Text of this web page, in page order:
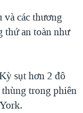
HẢI SÂM
NÔNG THÔN MỸ
và các thương
thứ an toàn như
sụt hơn 2 đô
trong phiên